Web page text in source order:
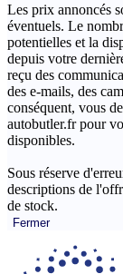
Les prix annoncés
éventuels. Le
potentielles et la
depuis votre
reçu des
des e-mails, des
conséquent, vous
autobutler.fr pour
disponibles.
Sous réserve
descriptions de
de stock.
Fermer